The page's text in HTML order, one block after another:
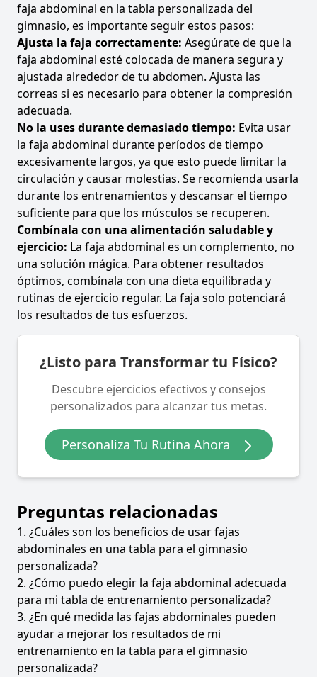
faja abdominal en la tabla personalizada del
gimnasio, es importante seguir estos pasos:
Ajusta la faja correctamente: Asegúrate de que la
faja abdominal esté colocada de manera segura y
ajustada alrededor de tu abdomen. Ajusta las
correas si es necesario para obtener la compresión
adecuada.
No la uses durante demasiado tiempo: Evita usar
la faja abdominal durante períodos de tiempo
excesivamente largos, ya que esto puede limitar la
circulación y causar molestias. Se recomienda usarla
durante los entrenamientos y descansar el tiempo
suficiente para que los músculos se recuperen.
Combínala con una alimentación saludable y
ejercicio: La faja abdominal es un complemento, no
una solución mágica. Para obtener resultados
óptimos, combínala con una dieta equilibrada y
rutinas de ejercicio regular. La faja solo potenciará
los resultados de tus esfuerzos.
¿Listo para Transformar tu Físico?
Descubre ejercicios efectivos y consejos
personalizados para alcanzar tus metas.
Personaliza Tu Rutina Ahora
Preguntas relacionadas
1. ¿Cuáles son los beneficios de usar fajas
abdominales en una tabla para el gimnasio
personalizada?
2. ¿Cómo puedo elegir la faja abdominal adecuada
para mi tabla de entrenamiento personalizada?
3. ¿En qué medida las fajas abdominales pueden
ayudar a mejorar los resultados de mi
entrenamiento en la tabla para el gimnasio
personalizada?